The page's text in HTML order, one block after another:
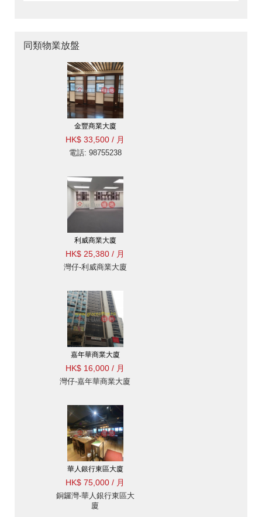
同類物業放盤
金豐商業大廈
HK$ 33,500 / 月
電話: 98755238
利威商業大廈
HK$ 25,380 / 月
灣仔-利威商業大廈
嘉年華商業大廈
HK$ 16,000 / 月
灣仔-嘉年華商業大廈
華人銀行東區大廈
HK$ 75,000 / 月
銅鑼灣-華人銀行東區大
廈